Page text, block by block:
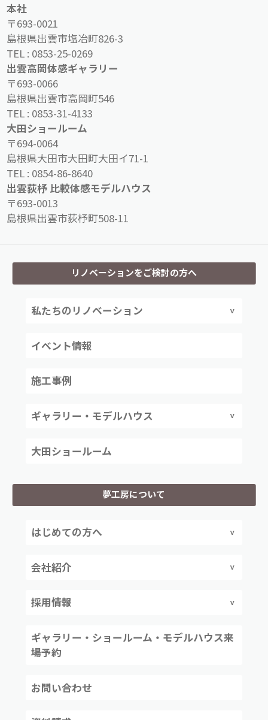
本社
〒693-0021
島根県出雲市塩冶町826-3
TEL : 0853-25-0269
出雲高岡体感ギャラリー
〒693-0066
島根県出雲市高岡町546
TEL : 0853-31-4133
大田ショールーム
〒694-0064
島根県大田市大田町大田イ71-1
TEL : 0854-86-8640
出雲荻杼 比較体感モデルハウス
〒693-0013
島根県出雲市荻杼町508-11
リノベーションをご検討の方へ
私たちのリノベーション
イベント情報
施工事例
ギャラリー・モデルハウス
大田ショールーム
夢工房について
はじめての方へ
会社紹介
採用情報
ギャラリー・ショールーム・モデルハウス来
場予約
お問い合わせ